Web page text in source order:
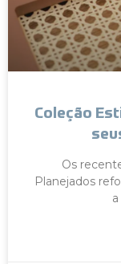
Coleção
Os
Planejados